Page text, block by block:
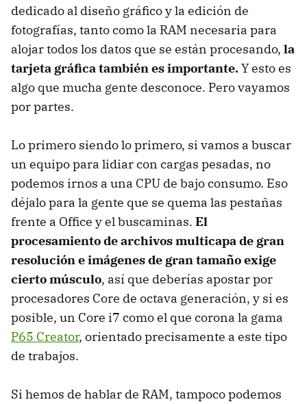
dedicado al diseño gráfico y la edición de
fotografías, tanto como la RAM necesaria para
alojar todos los datos que se están procesando, la
tarjeta gráfica también es importante.Y esto es
algo que mucha gente desconoce. Pero vayamos
por partes.
Lo primero siendo lo primero, si vamos a buscar
un equipo para lidiar con cargas pesadas, no
podemos irnos a una CPU de bajo consumo. Eso
déjalo para la gente que se quema las pestañas
frente a Office y el buscaminas. El
procesamiento de archivos multicapa de gran
resolución e imágenes de gran tamaño exige
cierto músculo, así que deberías apostar por
procesadores Core de octava generación, y si es
posible, un Core i7 como el que corona la gama
P65 Creator, orientado precisamente a este tipo
de trabajos.
Si hemos de hablar de RAM, tampoco podemos